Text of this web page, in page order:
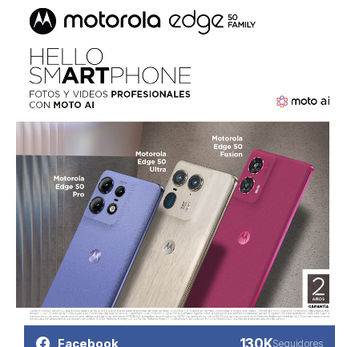
Facebook 130KSeguidores